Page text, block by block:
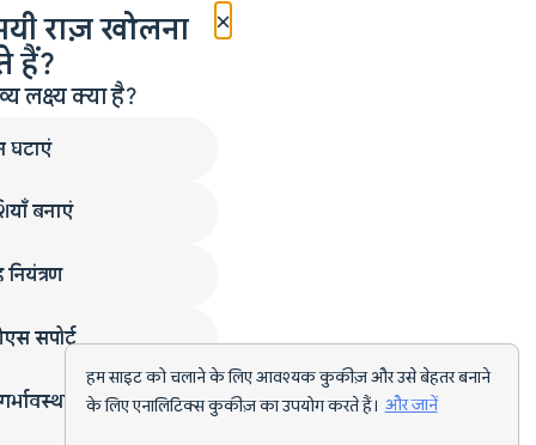
हम साइट को चलाने के लिए आवश्यक कुकीज़ और उसे बेहतर बनाने
के लिए एनालिटिक्स कुकीज़ का उपयोग करते हैं। और जानें
×
राज़ खोलना
हैं?
लक्ष्य क्या है?
घटाएं
बनाएं
सपोर्ट